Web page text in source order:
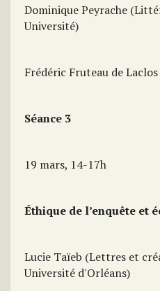
Dominique Peyrache
Université)
Frédéric Fruteau de
Séance 3
19 mars, 14-17h
Éthique de l’enquête et
Lucie Taïeb (Lettres et
Université d'Orléans)